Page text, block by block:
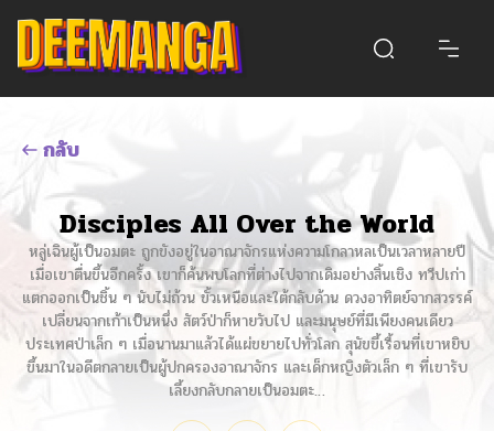
กลับ
Disciples All Over the World
หลู่เฉินผู้เป็นอมตะ ถูกขังอยู่ในอาณาจักรแห่งความโกลาหลเป็นเวลาหลายปี
เมื่อเขาตื่นขึ้นอีกครั้ง เขาก็ค้นพบโลกที่ต่างไปจากเดิมอย่างสิ้นเชิง ทวีปเก่า
แตกออกเป็นชิ้น ๆ นับไม่ถ้วน ขั้วเหนือและใต้กลับด้าน ดวงอาทิตย์จากสวรรค์
เปลี่ยนจากเก้าเป็นหนึ่ง สัตว์ป่าก็หายวับไป และมนุษย์ที่มีเพียงคนเดียว
ประเทศป่าเล็ก ๆ เมื่อนานมาแล้วได้แผ่ขยายไปทั่วโลก สุนัขขี้เรื้อนที่เขาหยิบ
ขึ้นมาในอดีตกลายเป็นผู้ปกครองอาณาจักร และเด็กหญิงตัวเล็ก ๆ ที่เขารับ
เลี้ยงกลับกลายเป็นอมตะ…